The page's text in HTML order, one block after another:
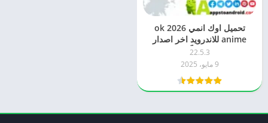
تحميل اوك انمي 2026 ok
anime للاندرويد اخر اصدار
مجاناً
22.5.3
9 مايو، 2025